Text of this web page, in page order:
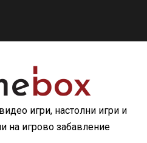
игри, настолни игри и
на игрово забавление